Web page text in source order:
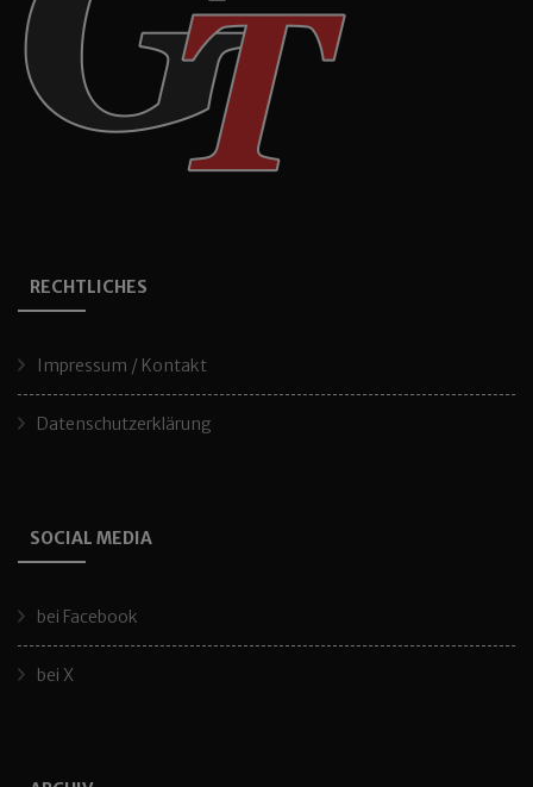
RECHTLICHES
Impressum / Kontakt
Datenschutzerklärung
SOCIAL MEDIA
bei Facebook
bei X